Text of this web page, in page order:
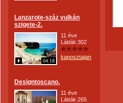
Lanzarote-száz vulkán
szigete-2.
04:18
11 éve
Látták:302
kaposztajanos
Designtoscano.
11 éve
Látták:265